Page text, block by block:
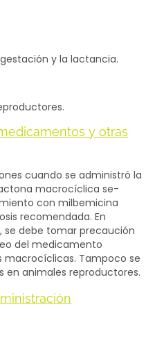
y la lactancia.
y otras
cuando se administró la
macrocíclica se-
con milbemicina
recomendada. En
se debe tomar precaución
del medicamento
macrocíclicas. Tampoco se
en animales reproductores.